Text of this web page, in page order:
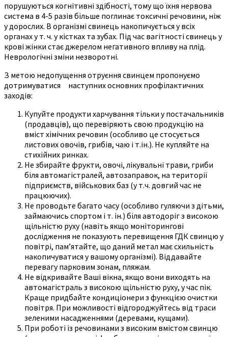
порушуються когнітивні здібності, тому що їхня нервова
система в 4-5 разів більше поглинає токсичні речовини, ніж
у дорослих. В організмі свинець накопичується у всіх
органах у т. ч. у кістках та зубах. Під час вагітності свинець у
крові жінки стає джерелом негативного впливу на плід.
Неврологічні зміни незворотні.
З метою недопущення отруєння свинцем пропонуємо
дотримуватися наступних основних профілактичних
заходів:
Купуйте продукти харчування тільки у постачальників
(продавців), що перевіряють свою продукцію на
вміст хімічних речовин (особливо це стосується
листових овочів, грибів, чаю і т.ін.). Не купляйте на
стихійних ринках.
Не збирайте фрукти, овочі, лікувальні трави, гриби
біля автомагістралей, автозаправок, на території
підприємств, військових баз (у т.ч. довгий час не
працюючих).
Не проводьте багато часу (особливо гуляючи з дітьми,
займаючись спортом і т. ін.) біля автодоріг з високою
щільністю руху (навіть якщо моніторингові
дослідження не показують перевищення ГДК свинцю у
повітрі, пам’ятайте, що даний метал має схильність
накопичуватися у вашому організмі). Віддавайте
перевагу парковим зонам, пляжам.
Не відкривайте Ваші вікна, якщо вони виходять на
автомагістраль з високою щільністю руху, у час пік.
Краще придбайте кондиціонери з функцією очистки
повітря. При можливості відгороджуйтесь від траси
зеленими насадженнями (деревами, кущами).
При роботі із речовинами з високим вмістом свинцю